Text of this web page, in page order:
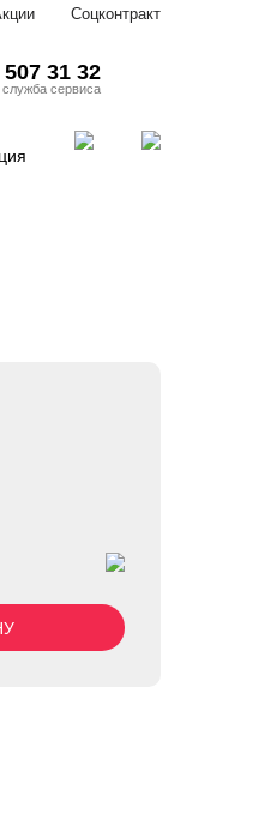
Соцконтракт
31 32
сервиса